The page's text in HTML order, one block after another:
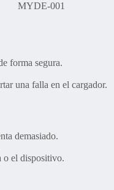
MYDE-001
forma segura.
una falla en el cargador.
demasiado.
o el dispositivo.